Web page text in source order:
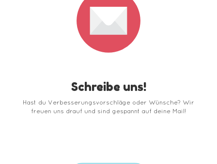
Schreibe uns!
Hast du Verbesserungsvorschläge oder Wünsche? Wir
freuen uns drauf und sind gespannt auf deine Mail!